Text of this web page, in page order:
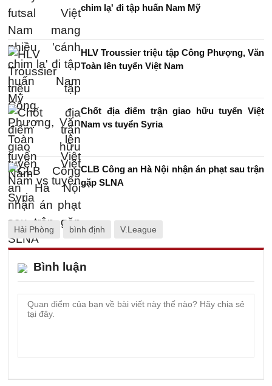
chim lạ' đi tập huấn Nam Mỹ
HLV Troussier triệu tập Công Phượng, Văn
Toàn lên tuyển Việt Nam
Chốt địa điểm trận giao hữu tuyển Việt
Nam vs tuyển Syria
CLB Công an Hà Nội nhận án phạt sau trận
gặp SLNA
Hải Phòng bình định V.League
Bình luận